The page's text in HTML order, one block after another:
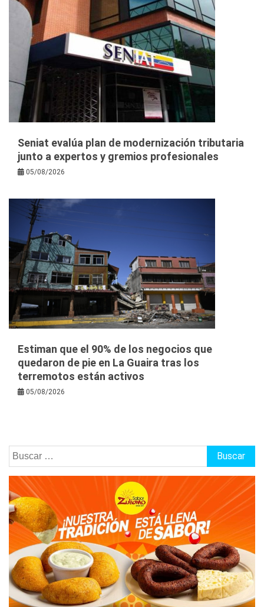
Seniat evalúa plan de modernización tributaria
junto a expertos y gremios profesionales
05/08/2026
Estiman que el 90% de los negocios que
quedaron de pie en La Guaira tras los
terremotos están activos
05/08/2026
Buscar: